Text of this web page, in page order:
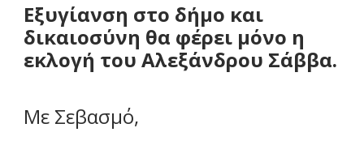
Εξυγίανση στο δήμο και
δικαιοσύνη θα φέρει μόνο η
εκλογή του Αλεξάνδρου Σάββα.
Με Σεβασμό,